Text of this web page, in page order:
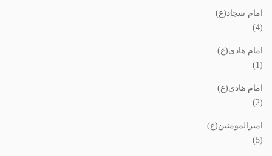
امام سجاد(ع)
(4)
امام هادی(ع)
(1)
امام هادی(ع)
(2)
امیرالمومنین(ع)
(5)